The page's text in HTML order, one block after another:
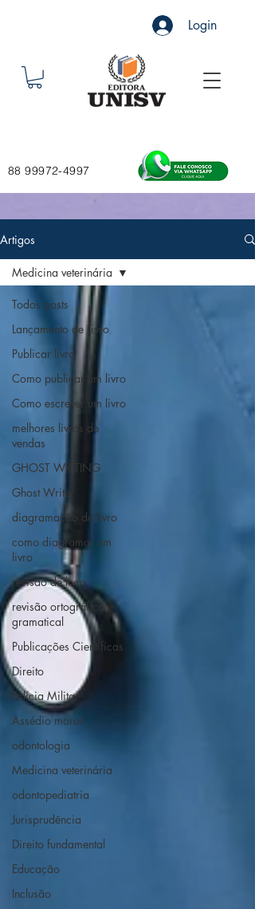
Login
88 99972-4997
Artigos
Todos posts
Lançamento de Livro
Publicar livro
Como publicar um livro
Como escrever um livro
melhores livros de
vendas
GHOST WRITING
Ghost Writer
diagramação de livro
como diagramar um
livro
revisão de livro
revisão ortográfica e
gramatical
Publicações Científicas
Direito
Polícia Militar
Assédio moral
odontologia
Medicina veterinária
odontopediatria
Jurisprudência
Direito fundamental
Educação
Inclusão
Medicina veterinária